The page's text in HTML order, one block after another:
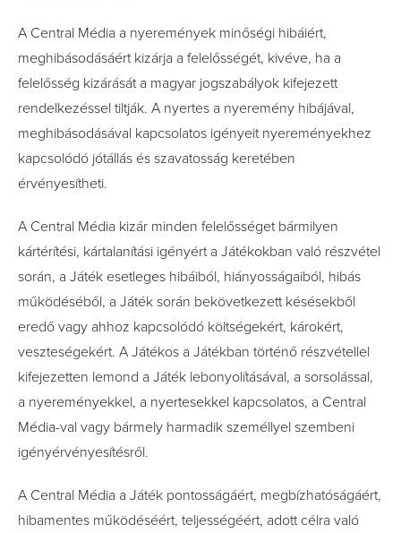
A Central Média a nyeremények minőségi hibáiért,
meghibásodásáért kizárja a felelősségét, kivéve, ha a
felelősség kizárását a magyar jogszabályok kifejezett
rendelkezéssel tiltják. A nyertes a nyeremény hibájával,
meghibásodásával kapcsolatos igényeit nyereményekhez
kapcsolódó jótállás és szavatosság keretében
érvényesítheti.
A Central Média kizár minden felelősséget bármilyen
kártérítési, kártalanítási igényért a Játékokban való részvétel
során, a Játék esetleges hibáiból, hiányosságaiból, hibás
működéséből, a Játék során bekövetkezett késésekből
eredő vagy ahhoz kapcsolódó költségekért, károkért,
veszteségekért. A Játékos a Játékban történő részvétellel
kifejezetten lemond a Játék lebonyolításával, a sorsolással,
a nyereményekkel, a nyertesekkel kapcsolatos, a Central
Média-val vagy bármely harmadik személlyel szembeni
igényérvényesítésről.
A Central Média a Játék pontosságáért, megbízhatóságáért,
hibamentes működéséért, teljességéért, adott célra való